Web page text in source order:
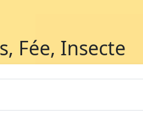
Fée, Insecte